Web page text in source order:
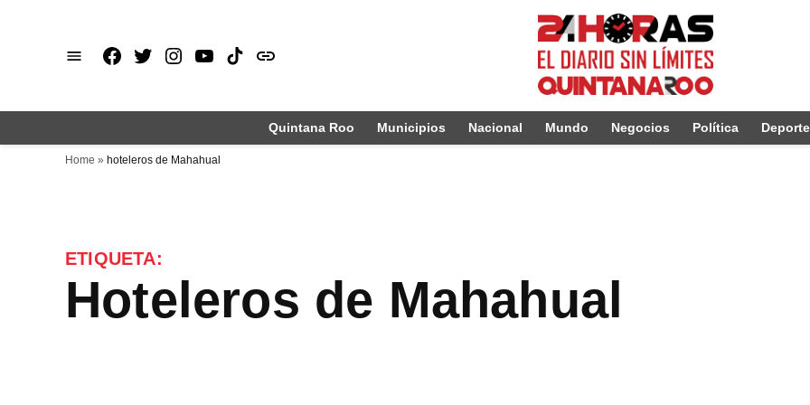
Facebook
X Instagram
Youtube
TikTok
issuu
Quintana Roo Municipios Nacional Mundo Negocios Política
Home » hoteleros de Mahahual
ETIQUETA:
hoteleros de Mahahual